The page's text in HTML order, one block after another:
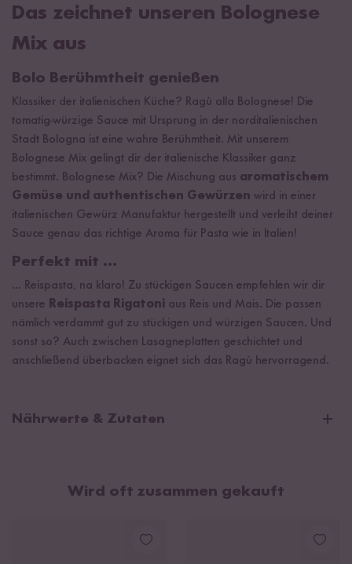
Das zeichnet unseren Bolognese
Mix aus
Bolo Berühmtheit genießen
Klassiker der italienischen Küche? Ragù alla Bolognese! Die
tomatig-würzige Sauce mit Ursprung in der norditalienischen
Stadt Bologna ist eine wahre Berühmtheit. Mit unserem
Bolognese Mix gelingt dir der italienische Klassiker ganz
bestimmt. Bolognese Mix? Die Mischung aus aromatischem
Gemüse und authentischen Gewürzen wird in einer
italienischen Gewürz Manufaktur hergestellt und verleiht deiner
Sauce genau das richtige Aroma für Pasta wie in Italien!
Perfekt mit …
… Reispasta, na klaro! Zu stückigen Saucen empfehlen wir dir
unsere Reispasta Rigatoni aus Reis und Mais. Die passen
nämlich verdammt gut zu stückigen und würzigen Saucen. Und
sonst so? Auch zwischen Lasagneplatten geschichtet und
anschließend überbacken eignet sich das Ragù hervorragend.
Nährwerte & Zutaten
Wird oft zusammen gekauft